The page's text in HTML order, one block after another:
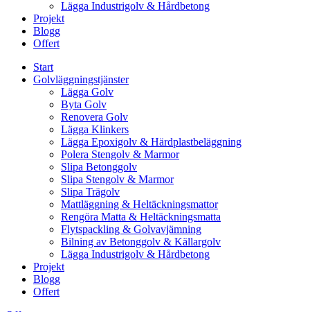
Lägga Industrigolv & Hårdbetong
Projekt
Blogg
Offert
Start
Golvläggningstjänster
Lägga Golv
Byta Golv
Renovera Golv
Lägga Klinkers
Lägga Epoxigolv & Härdplastbeläggning
Polera Stengolv & Marmor
Slipa Betonggolv
Slipa Stengolv & Marmor
Slipa Trägolv
Mattläggning & Heltäckningsmattor
Rengöra Matta & Heltäckningsmatta
Flytspackling & Golvavjämning
Bilning av Betonggolv & Källargolv
Lägga Industrigolv & Hårdbetong
Projekt
Blogg
Offert